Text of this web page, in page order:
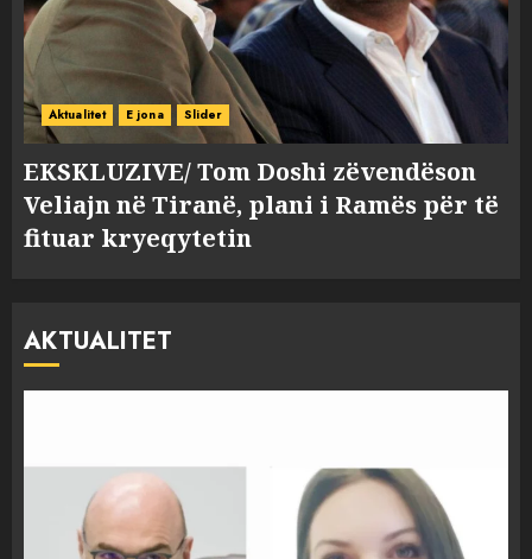
Aktualitet E jona Slider
EKSKLUZIVE/ Tom Doshi zëvendëson
Veliajn në Tiranë, plani i Ramës për të
fituar kryeqytetin
AKTUALITET